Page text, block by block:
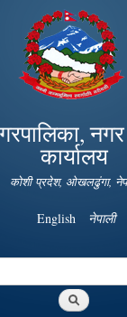
Skip to
main
content
कार्यालय
कोशी प्रदेश, ओखलढुंगा,
English नेपाली